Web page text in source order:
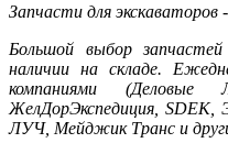
Запчасти для экскаваторов
Большой выбор
наличии на складе.
компаниями (Деловые
ЖелДорЭкспедиция, SDEK,
ЛУЧ, Мейджик Транс и